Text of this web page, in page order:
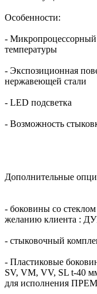
Особенности:
- Микропроцессорный
температуры
- Экспозиционная
нержавеющей стали
- LED подсветка
- Возможность
Дополнительные
- боковины со
желанию клиента :
- стыковочный
- Пластиковые
SV, VM, VV, SL t-40
для исполнения